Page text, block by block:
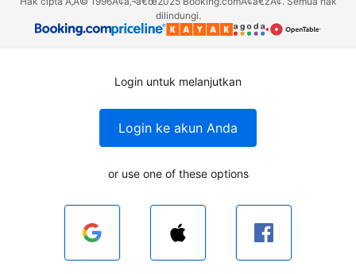
dilindungi.
Login untuk melanjutkan
Login ke akun Anda
or use one of these options